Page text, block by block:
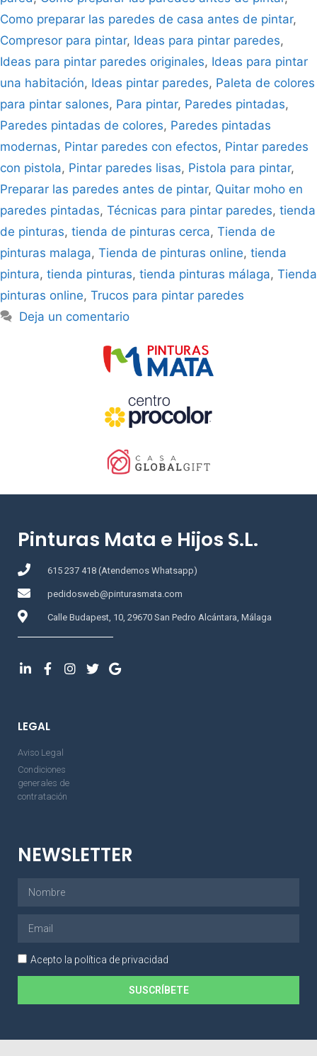
Como preparar las paredes de casa antes de pintar,
Compresor para pintar, Ideas para pintar paredes,
Ideas para pintar paredes originales, Ideas para pintar
una habitación, Ideas pintar paredes, Paleta de colores
para pintar salones, Para pintar, Paredes pintadas,
Paredes pintadas de colores, Paredes pintadas
modernas, Pintar paredes con efectos, Pintar paredes
con pistola, Pintar paredes lisas, Pistola para pintar,
Preparar las paredes antes de pintar, Quitar moho en
paredes pintadas, Técnicas para pintar paredes, tienda
de pinturas, tienda de pinturas cerca, Tienda de
pinturas malaga, Tienda de pinturas online, tienda
pintura, tienda pinturas, tienda pinturas málaga, Tienda
pinturas online, Trucos para pintar paredes
Deja un comentario
Pinturas Mata e Hijos S.L.
615 237 418 (Atendemos Whatsapp)
pedidosweb@pinturasmata.com
Calle Budapest, 10, 29670 San Pedro Alcántara, Málaga
LEGAL
Aviso Legal
Condiciones
generales de
contratación
NEWSLETTER
Acepto la política de privacidad
SUSCRÍBETE